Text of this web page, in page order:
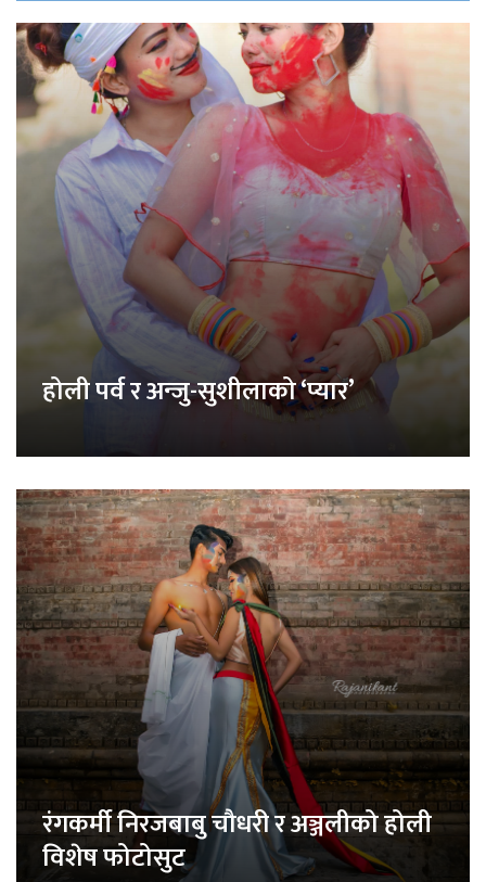
होली पर्व र अन्जु-सुशीलाको ‘प्यार’
रंगकर्मी निरजबाबु चौधरी र अञ्जलीको होली
विशेष फोटोसुट